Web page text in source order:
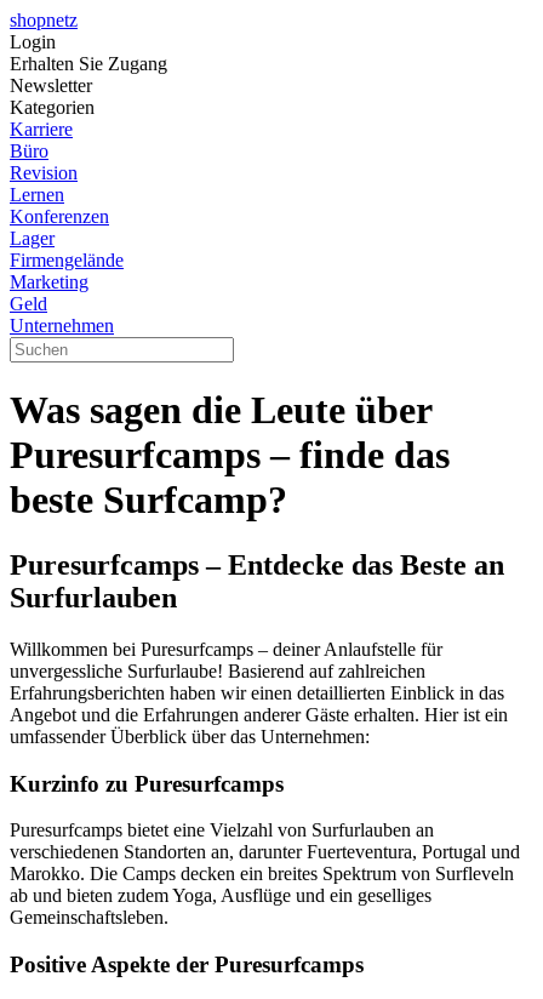
shopnetz
Login
Erhalten Sie Zugang
Newsletter
Kategorien
Karriere
Büro
Revision
Lernen
Konferenzen
Lager
Firmengelände
Marketing
Geld
Unternehmen
Was sagen die Leute über
Puresurfcamps – finde das
beste Surfcamp?
Puresurfcamps – Entdecke das Beste an
Surfurlauben
Willkommen bei Puresurfcamps – deiner Anlaufstelle für
unvergessliche Surfurlaube! Basierend auf zahlreichen
Erfahrungsberichten haben wir einen detaillierten Einblick in das
Angebot und die Erfahrungen anderer Gäste erhalten. Hier ist ein
umfassender Überblick über das Unternehmen:
Kurzinfo zu Puresurfcamps
Puresurfcamps bietet eine Vielzahl von Surfurlauben an
verschiedenen Standorten an, darunter Fuerteventura, Portugal und
Marokko. Die Camps decken ein breites Spektrum von Surfleveln
ab und bieten zudem Yoga, Ausflüge und ein geselliges
Gemeinschaftsleben.
Positive Aspekte der Puresurfcamps